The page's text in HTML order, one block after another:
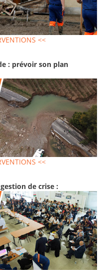
<<
: prévoir son plan
<<
de crise :